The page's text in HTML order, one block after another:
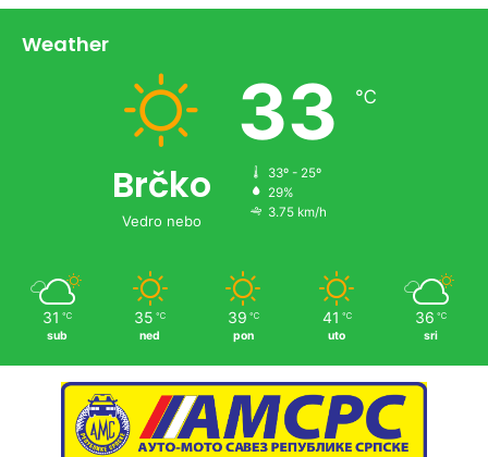
Weather
Brčko
Vedro nebo
33 ℃
33º - 25º
29%
3.75 km/h
31 ℃
sub
35 ℃
ned
39 ℃
pon
41 ℃
uto
36 ℃
sri